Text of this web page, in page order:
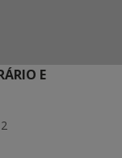
E